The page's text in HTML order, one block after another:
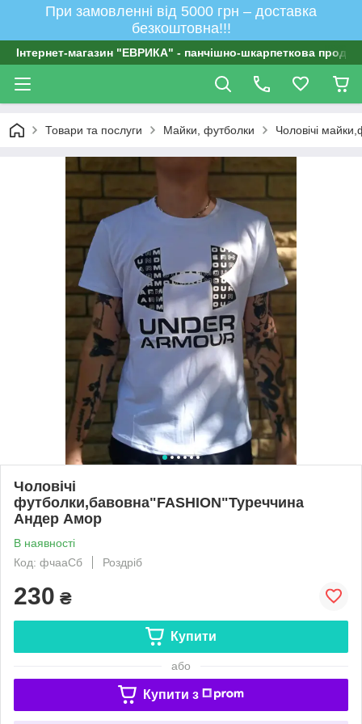
При замовленні від 5000 грн – доставка
безкоштовна!!!
Інтернет-магазин "ЕВРИКА" - панчішно-шкарпеткова
Товари та послуги Майки, футболки Чоловічі
Чоловічі
футболки,бавовна"FASHION"Туреччина
Андер Амор
В наявності
Код: фчааСб
Роздріб
230 ₴
Купити
або
Купити з